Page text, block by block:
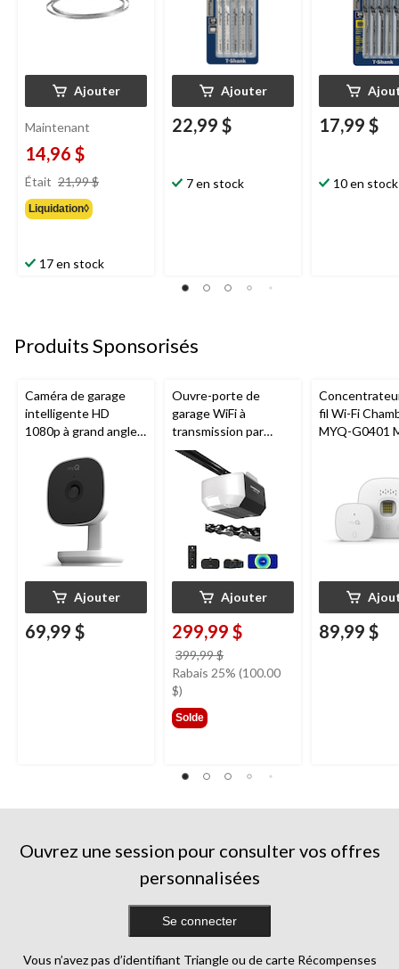
Ajouter
Maintenant
14,96 $
Était 21,99 $
Liquidation◊
17 en stock
Ajouter
22,99 $
7 en stock
17,99 $
10 en stock
Produits Sponsorisés
Caméra de garage
intelligente HD
1080p à grand angle
nocturne, résistante
aux intempéries
Ajouter
69,99 $
Ouvre-porte de
garage WiFi à
transmission par
chaîne de 1/2 HP
Chamberlain
Ajouter
299,99 $
399,99 $
était
Rabais 25% (100.00
$)
Solde
fil Wi-Fi
MYQ-G0401
89,99 $
Ouvrez une session pour consulter vos offres
personnalisées
Se connecter
Vous n’avez pas d’identifiant Triangle ou de carte Récompenses